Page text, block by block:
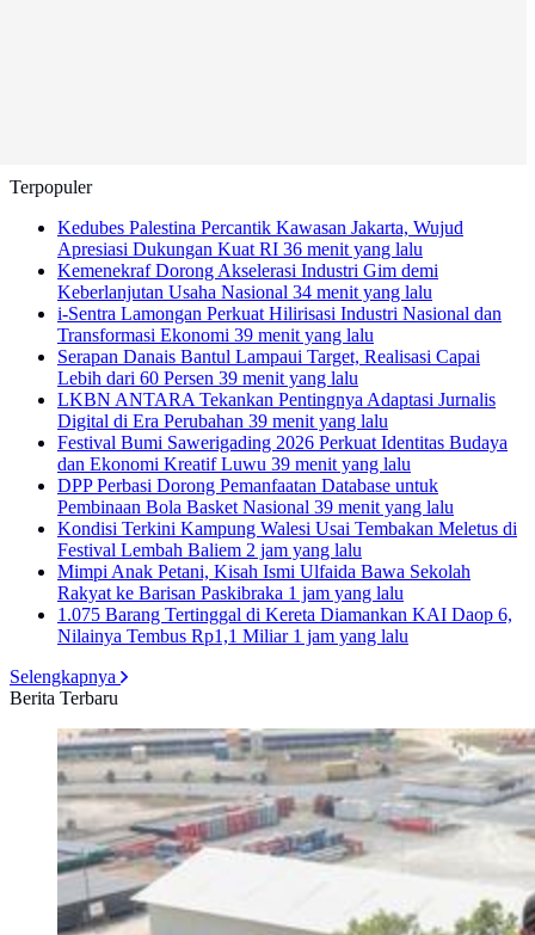
Terpopuler
Kedubes Palestina Percantik Kawasan Jakarta, Wujud
Apresiasi Dukungan Kuat RI 36 menit yang lalu
Kemenekraf Dorong Akselerasi Industri Gim demi
Keberlanjutan Usaha Nasional 34 menit yang lalu
i-Sentra Lamongan Perkuat Hilirisasi Industri Nasional dan
Transformasi Ekonomi 39 menit yang lalu
Serapan Danais Bantul Lampaui Target, Realisasi Capai
Lebih dari 60 Persen 39 menit yang lalu
LKBN ANTARA Tekankan Pentingnya Adaptasi Jurnalis
Digital di Era Perubahan 39 menit yang lalu
Festival Bumi Sawerigading 2026 Perkuat Identitas Budaya
dan Ekonomi Kreatif Luwu 39 menit yang lalu
DPP Perbasi Dorong Pemanfaatan Database untuk
Pembinaan Bola Basket Nasional 39 menit yang lalu
Kondisi Terkini Kampung Walesi Usai Tembakan Meletus di
Festival Lembah Baliem 2 jam yang lalu
Mimpi Anak Petani, Kisah Ismi Ulfaida Bawa Sekolah
Rakyat ke Barisan Paskibraka 1 jam yang lalu
1.075 Barang Tertinggal di Kereta Diamankan KAI Daop 6,
Nilainya Tembus Rp1,1 Miliar 1 jam yang lalu
Selengkapnya
Berita Terbaru